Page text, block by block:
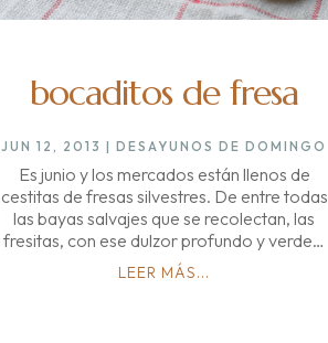
bocaditos de fresa
JUN 12, 2013 |DESAYUNOS DE DOMINGO
Es junio y los mercados están llenos de
cestitas de fresas silvestres. De entre todas
las bayas salvajes que se recolectan, las
fresitas, con ese dulzor profundo y verde…
LEER MÁS...